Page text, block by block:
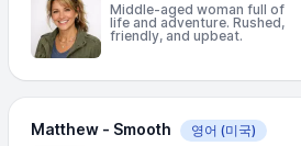
Middle-aged woman full of
life and adventure. Rushed,
friendly, and upbeat.
Matthew - Smooth 영어 (미국)